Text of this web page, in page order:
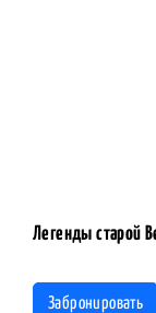
Легенды старой
Забронировать